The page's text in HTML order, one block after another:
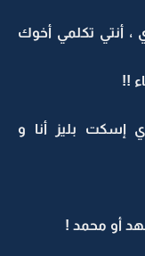
، أنتي تكلمي أخوك
!!
بليز أنا و
أو محمد !